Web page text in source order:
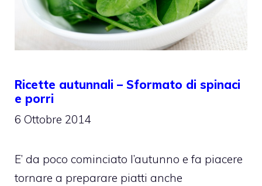
Ricette autunnali – Sformato di spinaci
e porri
6 Ottobre 2014
E’ da poco cominciato l’autunno e fa piacere
tornare a preparare piatti anche